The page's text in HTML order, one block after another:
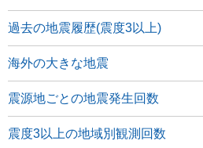
過去の地震履歴(震度3以上)
海外の大きな地震
震源地ごとの地震発生回数
震度3以上の地域別観測回数